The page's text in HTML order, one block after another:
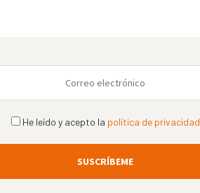
He leído y acepto la política de privacidad